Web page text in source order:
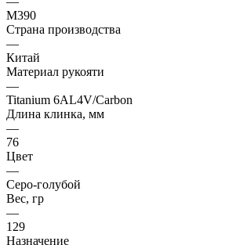
M390
Страна производства
—
Китай
Материал рукояти
—
Titanium 6AL4V/Carbon
Длина клинка, мм
—
76
Цвет
—
Серо-голубой
Вес, гр
—
129
Назначение